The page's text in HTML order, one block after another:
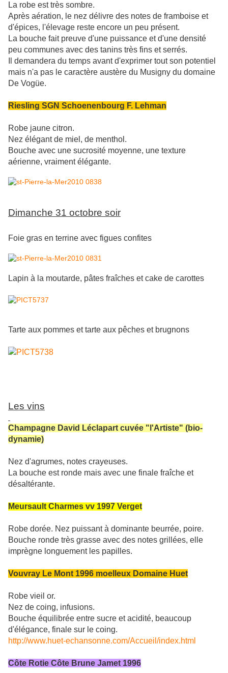
La robe est très sombre.
Après aération, le nez délivre des notes de framboise et
d'épices, l'élevage reste encore un peu présent.
La bouche fait preuve d'une puissance et d'une densité
peu communes avec des tanins très fins et serrés.
Il demandera du temps avant d'exprimer tout son potentiel
mais n'a pas le caractère austère du Musigny du domaine
De Vogüe.
Riesling SGN Schoenenbourg F. Lehman
Robe jaune citron.
Nez élégant de miel, de menthol.
Bouche avec une sucrosité moyenne, une texture
aérienne, vraiment élégante.
Dimanche 31 octobre soir
Foie gras en terrine avec figues confites
Lapin à la moutarde, pâtes fraîches et cake de carottes
Tarte aux pommes et tarte aux pêches et brugnons
Les vins
Champagne David Léclapart cuvée "l'Artiste" (bio-
dynamie)
Nez d'agrumes, notes crayeuses.
La bouche est ronde mais avec une finale fraîche et
désaltérante.
Meursault Charmes vv 1997 Verget
Robe dorée. Nez puissant à dominante beurrée, poire.
Bouche ronde très grasse avec des notes grillées, elle
imprègne longuement les papilles.
Vouvray Le Mont 1996 moelleux Domaine Huet
Robe vieil or.
Nez de coing, infusions.
Bouche équilibrée entre sucre et acidité, beaucoup
d'élégance, finale sur le coing.
http://www.huet-echansonne.com/Accueil/index.html
Côte Rotie Côte Brune Jamet 1996